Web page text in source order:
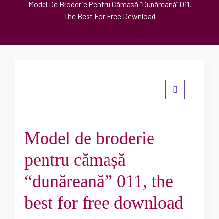
Model De Broderie Pentru Cămașă “dunăreană” 011,
The Best For Free Download
Model de broderie
pentru cămașă
“dunăreană” 011, the
best for free download